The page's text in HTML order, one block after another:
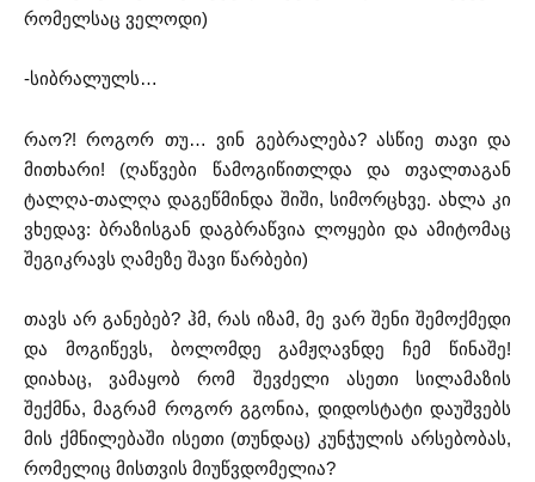
რომელსაც ველოდი)
-სიბრალულს…
რაო?! როგორ თუ… ვინ გებრალება? ასწიე თავი და
მითხარი! (ღაწვები წამოგიწითლდა და თვალთაგან
ტალღა-თალღა დაგეწმინდა შიში, სიმორცხვე. ახლა კი
ვხედავ: ბრაზისგან დაგბრაწვია ლოყები და ამიტომაც
შეგიკრავს ღამეზე შავი წარბები)
თავს არ განებებ? ჰმ, რას იზამ, მე ვარ შენი შემოქმედი
და მოგიწევს, ბოლომდე გამჟღავნდე ჩემ წინაშე!
დიახაც, ვამაყობ რომ შევძელი ასეთი სილამაზის
შექმნა, მაგრამ როგორ გგონია, დიდოსტატი დაუშვებს
მის ქმნილებაში ისეთი (თუნდაც) კუნჭულის არსებობას,
რომელიც მისთვის მიუწვდომელია?